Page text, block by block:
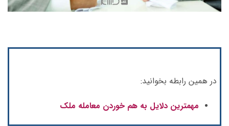
در همین رابطه بخوانید:
مهمترین دلایل به هم خوردن معامله ملک